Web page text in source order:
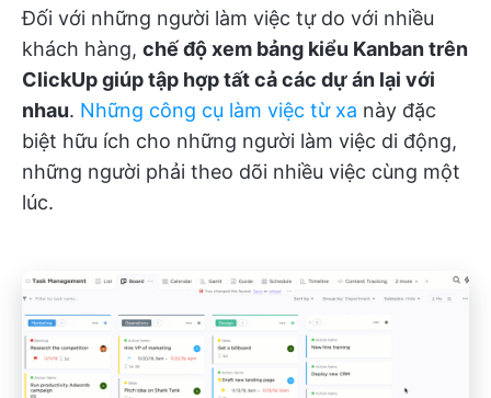
Đối với những người làm việc tự do với nhiều
khách hàng, chế độ xem bảng kiểu Kanban trên
ClickUp giúp tập hợp tất cả các dự án lại với
nhau. Những công cụ làm việc từ xa này đặc
biệt hữu ích cho những người làm việc di động,
những người phải theo dõi nhiều việc cùng một
lúc.